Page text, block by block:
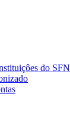
do SFN